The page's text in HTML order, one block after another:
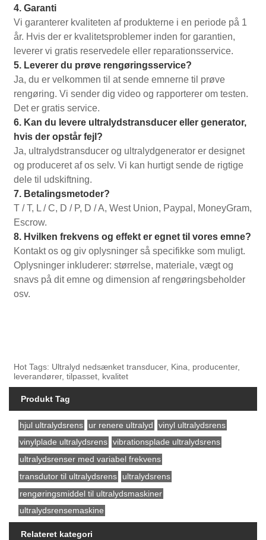
4. Garanti
Vi garanterer kvaliteten af ​​produkterne i en periode på 1
år. Hvis der er kvalitetsproblemer inden for garantien,
leverer vi gratis reservedele eller reparationsservice.
5. Leverer du prøve rengøringsservice?
Ja, du er velkommen til at sende emnerne til prøve
rengøring. Vi sender dig video og rapporterer om testen.
Det er gratis service.
6. Kan du levere ultralydstransducer eller generator,
hvis der opstår fejl?
Ja, ultralydstransducer og ultralydgenerator er designet
og produceret af os selv. Vi kan hurtigt sende de rigtige
dele til udskiftning.
7. Betalingsmetoder?
T / T, L / C, D / P, D / A, West Union, Paypal, MoneyGram,
Escrow.
8. Hvilken frekvens og effekt er egnet til vores emne?
Kontakt os og giv oplysninger så specifikke som muligt.
Oplysninger inkluderer: størrelse, materiale, vægt og
snavs på dit emne og dimension af rengøringsbeholder
osv.
Hot Tags: Ultralyd nedsænket transducer, Kina, producenter,
leverandører, tilpasset, kvalitet
Produkt Tag
hjul ultralydsrens ur renere ultralyd
vinyl ultralydsrens
vinylplade ultralydsrens vibrationsplade ultralydsrens
ultralydsrenser med variabel frekvens
transdutor til ultralydsrens
ultralydsrens
rengøringsmiddel til ultralydsmaskiner
ultralydsrensemaskine
Relateret kategori